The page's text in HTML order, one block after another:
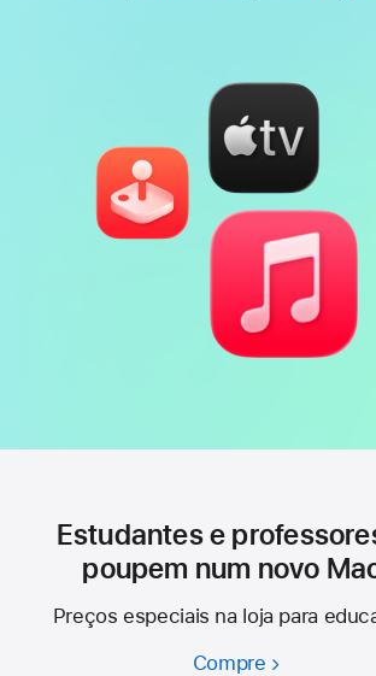
Estudantes e
poupem num novo
Preços especiais na loja para
Compre Estudantes